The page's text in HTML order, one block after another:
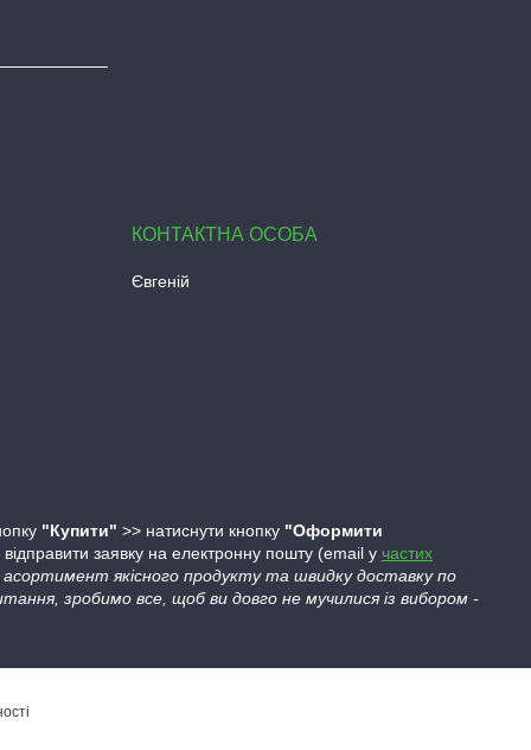
Євгеній
"Купити" >> натиснути кнопку "Оформити
заявку на електронну пошту (email у частих
якісного продукту та швидку доставку по
зробимо все, щоб ви довго не мучилися із вибором -